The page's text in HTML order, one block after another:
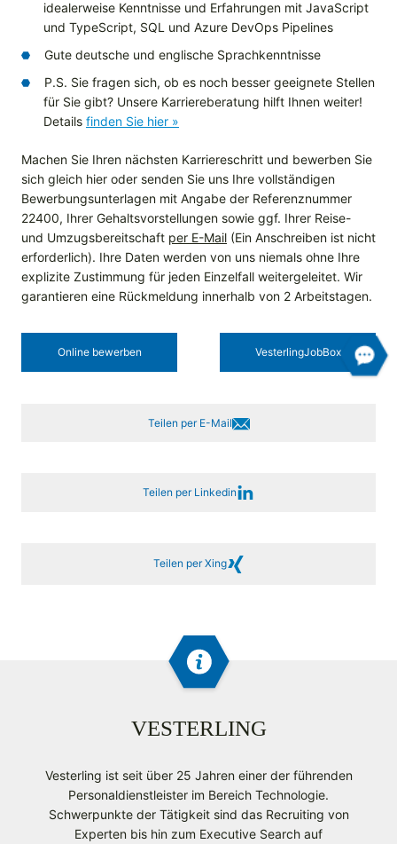
idealerweise Kenntnisse und Erfahrungen mit JavaScript
und TypeScript, SQL und Azure DevOps Pipelines
Gute deutsche und englische Sprachkenntnisse
P.S. Sie fragen sich, ob es noch besser geeignete Stellen
für Sie gibt? Unsere Karriereberatung hilft Ihnen weiter!
Details finden Sie hier »
Machen Sie Ihren nächsten Karriereschritt und bewerben Sie
sich gleich hier oder senden Sie uns Ihre vollständigen
Bewerbungsunterlagen mit Angabe der Referenznummer
22400, Ihrer Gehaltsvorstellungen sowie ggf. Ihrer Reise-
und Umzugsbereitschaft per E-Mail (Ein Anschreiben ist nicht
erforderlich). Ihre Daten werden von uns niemals ohne Ihre
explizite Zustimmung für jeden Einzelfall weitergeleitet. Wir
garantieren eine Rückmeldung innerhalb von 2 Arbeitstagen.
Online bewerben Vesterling­JobBox
Teilen per E-Mail
Teilen per Linkedin
Teilen per Xing
VESTERLING
Vesterling ist seit über 25 Jahren einer der führenden
Personaldienstleister im Bereich Technologie.
Schwerpunkte der Tätigkeit sind das Recruiting von
Experten bis hin zum Executive Search auf